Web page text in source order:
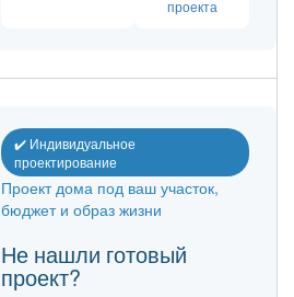
проекта
✔️ Индивидуальное
проектирование
Проект дома под ваш участок,
бюджет и образ жизни
Не нашли готовый
проект?